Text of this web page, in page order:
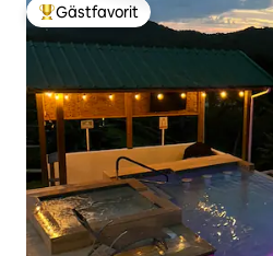
Populär gästfavorit
Gästfavorit